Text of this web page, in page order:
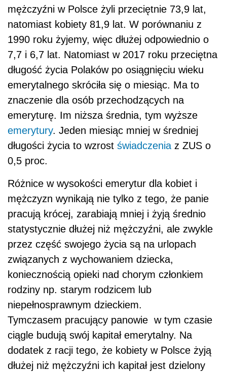
mężczyźni w Polsce żyli przeciętnie 73,9 lat,
natomiast kobiety 81,9 lat. W porównaniu z
1990 roku żyjemy, więc dłużej odpowiednio o
7,7 i 6,7 lat. Natomiast w 2017 roku przeciętna
długość życia Polaków po osiągnięciu wieku
emerytalnego skróciła się o miesiąc. Ma to
znaczenie dla osób przechodzących na
emeryturę. Im niższa średnia, tym wyższe
emerytury. Jeden miesiąc mniej w średniej
długości życia to wzrost świadczenia z ZUS o
0,5 proc.
Różnice w wysokości emerytur dla kobiet i
mężczyzn wynikają nie tylko z tego, że panie
pracują krócej, zarabiają mniej i żyją średnio
statystycznie dłużej niż mężczyźni, ale zwykle
przez część swojego życia są na urlopach
związanych z wychowaniem dziecka,
koniecznością opieki nad chorym członkiem
rodziny np. starym rodzicem lub
niepełnosprawnym dzieckiem.
Tymczasem pracujący panowie w tym czasie
ciągle budują swój kapitał emerytalny. Na
dodatek z racji tego, że kobiety w Polsce żyją
dłużej niż mężczyźni ich kapitał jest dzielony